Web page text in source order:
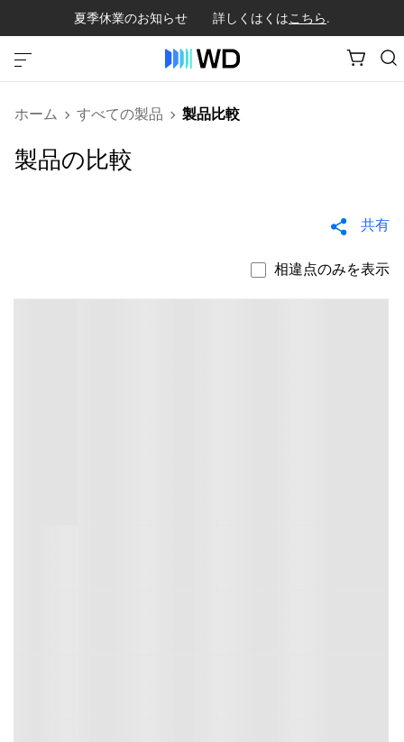
夏季休業のお知らせ 詳しくはくはこちら.
ホーム すべての製品 製品比較
製品の比較
共有
相違点のみを表示